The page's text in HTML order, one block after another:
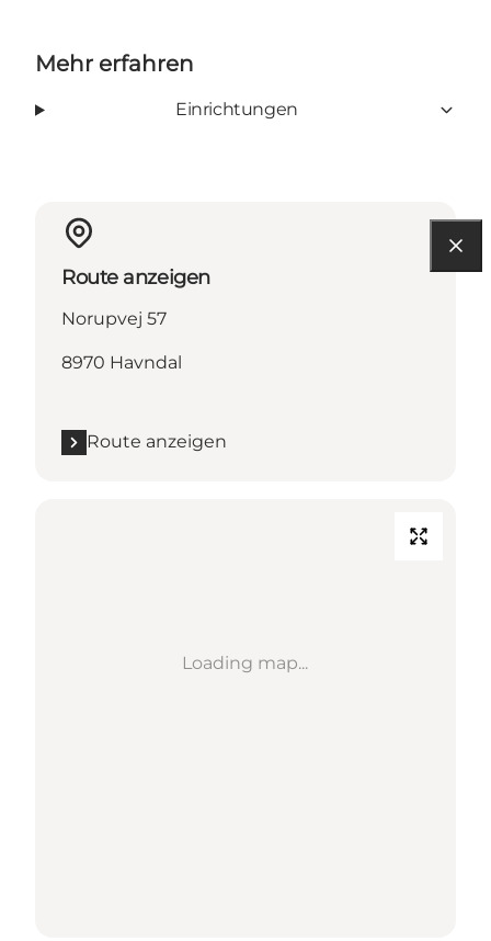
Mehr erfahren
Einrichtungen
Route anzeigen
Norupvej 57
8970 Havndal
Route anzeigen
Loading map...